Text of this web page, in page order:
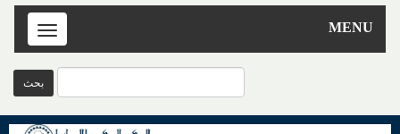
MENU
Toggle